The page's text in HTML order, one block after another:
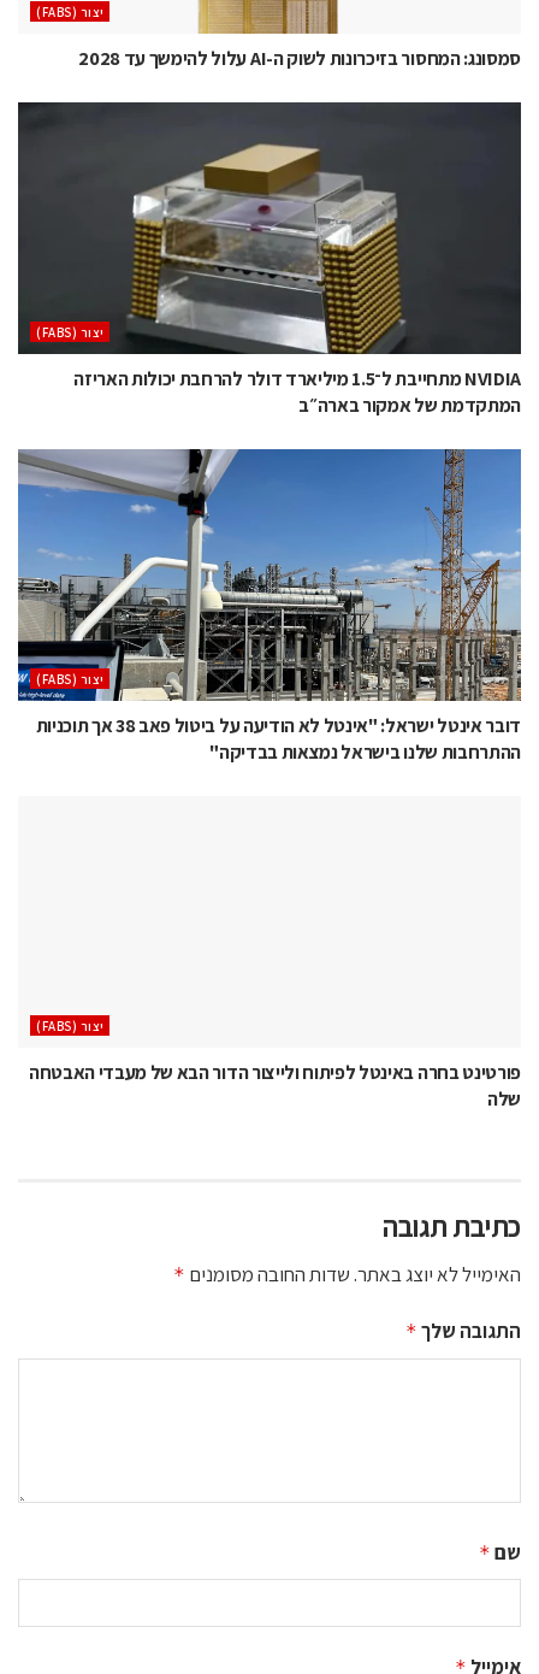
‫יצור (‪(FABS‬‬
סמסונג: המחסור בזיכרונות לשוק ה-AI עלול להימשך עד 2028
‫יצור (‪(FABS‬‬
NVIDIA מתחייבת ל־1.5 מיליארד דולר להרחבת יכולות האריזה
המתקדמת של אמקור בארה״ב
‫יצור (‪(FABS‬‬
דובר אינטל ישראל: "אינטל לא הודיעה על ביטול פאב 38 אך תוכניות
ההתרחבות שלנו בישראל נמצאות בבדיקה"
‫יצור (‪(FABS‬‬
פורטינט בחרה באינטל לפיתוח ולייצור הדור הבא של מעבדי האבטחה
שלה
כתיבת תגובה
האימייל לא יוצג באתר.שדות החובה מסומנים *
התגובה שלך *
שם *
אימייל *